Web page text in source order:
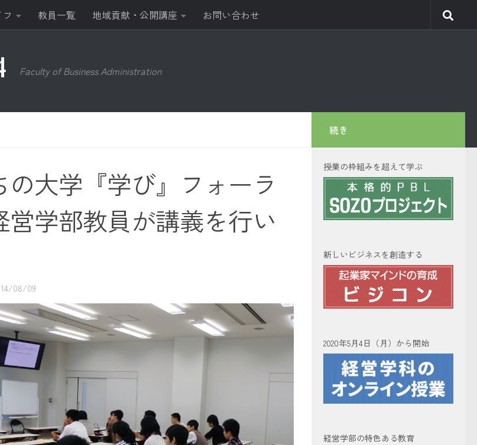
教員一覧 地域貢献・公開講座 お問い合わせ
Faculty of Business Administration
の大学『学び』フォーラ
営学部教員が講義を行い
08/09
続き
授業の枠組みを超えて学ぶ
新しいビジネスを創造する
2020年5月4日（月）から開始
経営学部の特色ある教育